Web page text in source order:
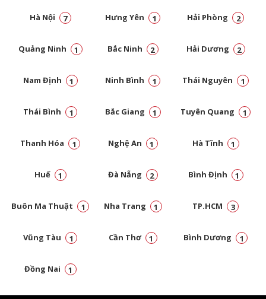
Hà Nội 7 Hưng Yên 1 Hải Phòng 2
Quảng Ninh 1 Bắc Ninh 2 Hải Dương 2
Nam Định 1 Ninh Bình 1 Thái Nguyên 1
Thái Bình 1 Bắc Giang 1 Tuyên Quang 1
Thanh Hóa 1 Nghệ An 1 Hà Tĩnh 1
Huế 1 Đà Nẵng 2 Bình Định 1
Buôn Ma Thuật 1 Nha Trang 1 TP.HCM 3
Vũng Tàu 1 Cần Thơ 1 Bình Dương 1
Đồng Nai 1